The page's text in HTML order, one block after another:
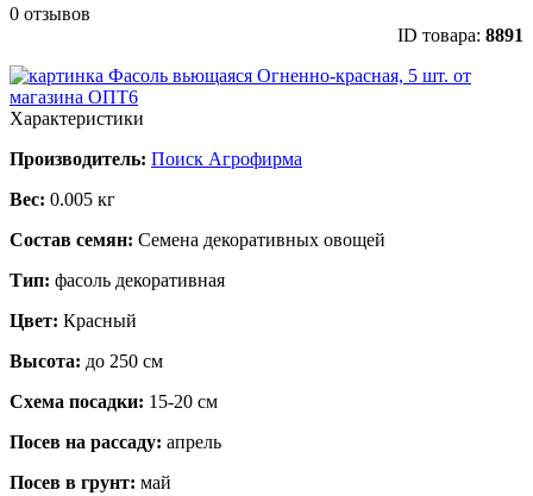
0 отзывов
ID товара: 8891
Характеристики
Производитель: Поиск Агрофирма
Вес: 0.005 кг
Состав семян: Семена декоративных овощей
Тип: фасоль декоративная
Цвет: Красный
Высота: до 250 см
Схема посадки: 15-20 см
Посев на рассаду: апрель
Посев в грунт: май